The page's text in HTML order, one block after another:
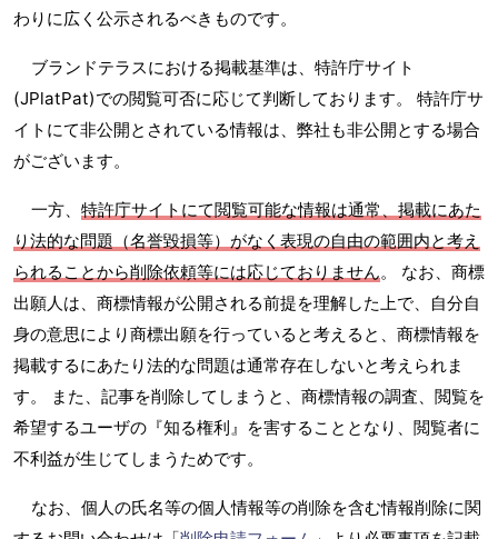
わりに広く公示されるべきものです。
ブランドテラスにおける掲載基準は、特許庁サイト
(JPlatPat)での閲覧可否に応じて判断しております。 特許庁サ
イトにて非公開とされている情報は、弊社も非公開とする場合
がございます。
一方、 特許庁サイトにて閲覧可能な情報は通常、掲載にあた
り法的な問題（名誉毀損等）がなく表現の自由の範囲内と考え
られることから削除依頼等には応じておりません。 なお、商標
出願人は、商標情報が公開される前提を理解した上で、自分自
身の意思により商標出願を行っていると考えると、商標情報を
掲載するにあたり法的な問題は通常存在しないと考えられま
す。 また、記事を削除してしまうと、商標情報の調査、閲覧を
希望するユーザの『知る権利』を害することとなり、閲覧者に
不利益が生じてしまうためです。
なお、個人の氏名等の個人情報等の削除を含む情報削除に関